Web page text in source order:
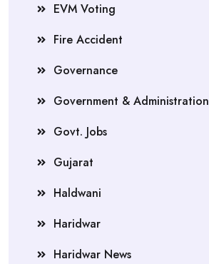
EVM Voting
Fire Accident
Governance
Government & Administration
Govt. Jobs
Gujarat
Haldwani
Haridwar
Haridwar News